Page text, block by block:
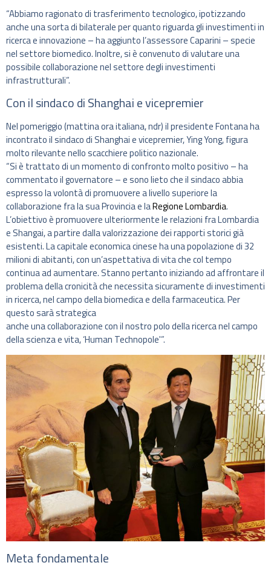
“Abbiamo ragionato di trasferimento tecnologico, ipotizzando
anche una sorta di bilaterale per quanto riguarda gli investimenti in
ricerca e innovazione – ha aggiunto l’assessore Caparini – specie
nel settore biomedico. Inoltre, si è convenuto di valutare una
possibile collaborazione nel settore degli investimenti
infrastrutturali”.
Con il sindaco di Shanghai e vicepremier
Nel pomeriggio (mattina ora italiana, ndr) il presidente Fontana ha
incontrato il sindaco di Shanghai e vicepremier, Ying Yong, figura
molto rilevante nello scacchiere politico nazionale.
“Si è trattato di un momento di confronto molto positivo – ha
commentato il governatore – e sono lieto che il sindaco abbia
espresso la volontà di promuovere a livello superiore la
collaborazione fra la sua Provincia e laRegione Lombardia.
L’obiettivo è promuovere ulteriormente le relazioni fra Lombardia
e Shangai, a partire dalla valorizzazione dei rapporti storici già
esistenti. La capitale economica cinese ha una popolazione di 32
milioni di abitanti, con un’aspettativa di vita che col tempo
continua ad aumentare. Stanno pertanto iniziando ad affrontare il
problema della cronicità che necessita sicuramente di investimenti
in ricerca, nel campo della biomedica e della farmaceutica. Per
questo sarà strategica
anche una collaborazione con il nostro polo della ricerca nel campo
della scienza e vita, ‘Human Technopole'”.
Meta fondamentale